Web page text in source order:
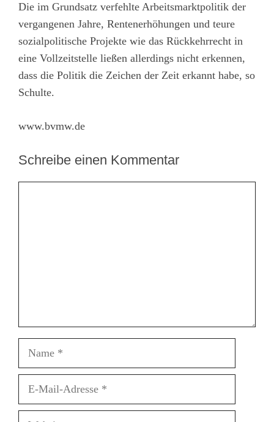
Die im Grundsatz verfehlte Arbeitsmarktpolitik der
vergangenen Jahre, Rentenerhöhungen und teure
sozialpolitische Projekte wie das Rückkehrrecht in
eine Vollzeitstelle ließen allerdings nicht erkennen,
dass die Politik die Zeichen der Zeit erkannt habe, so
Schulte.
www.bvmw.de
Schreibe einen Kommentar